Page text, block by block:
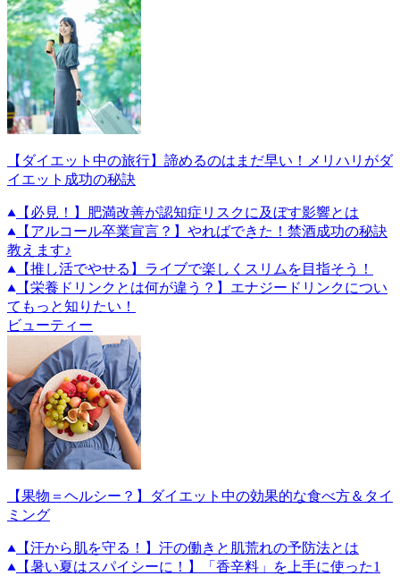
【ダイエット中の旅行】諦めるのはまだ早い！メリハリがダ
イエット成功の秘訣
【必見！】肥満改善が認知症リスクに及ぼす影響とは
【アルコール卒業宣言？】やればできた！禁酒成功の秘訣
教えます♪
【推し活でやせる】ライブで楽しくスリムを目指そう！
【栄養ドリンクとは何が違う？】エナジードリンクについ
てもっと知りたい！
ビューティー
【果物＝ヘルシー？】ダイエット中の効果的な食べ方＆タイ
ミング
【汗から肌を守る！】汗の働きと肌荒れの予防法とは
【暑い夏はスパイシーに！】「香辛料」を上手に使った1